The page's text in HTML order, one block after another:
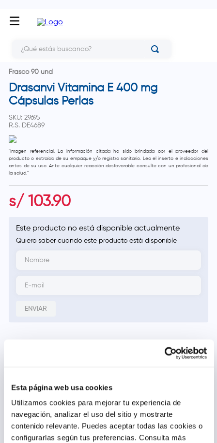
Esta página web usa cookies
Utilizamos cookies para mejorar tu experiencia de
navegación, analizar el uso del sitio y mostrarte
contenido relevante. Puedes aceptar todas las cookies o
configurarlas según tus preferencias. Consulta más
Frasco 90 und
Drasanvi Vitamina E 400 mg
Cápsulas Perlas
SKU: 29695
R.S. DE4689
"Imagen referencial. La información citada ha sido brindada por el proveedor del
producto o extraída de su empaque y/o registro sanitario. Lea el inserto e indicaciones
antes de su uso. Ante cualquier reacción desfavorable consulte con un profesional de
la salud."
s/ 103.90
Este producto no está disponible actualmente
Quiero saber cuando este producto está disponible
ENVIAR
Complemento alimenticio a base de vitamina E.
Consumir una perla al día, preferiblemente, con la comida.
Precauciones y Contraindicaciones
Los complementos alimenticios no deben utilizarse como
sustitutivos de una dieta equilibrada. No superar la dosis diaria
expresamente recomendada. Mantener fuera del alcance de
los niños más pequeños. Conservar en un lugar fresco y seco.
Productos relacionados